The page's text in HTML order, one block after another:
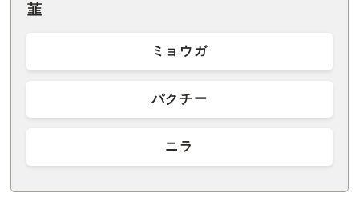
韮
ミョウガ
パクチー
ニラ